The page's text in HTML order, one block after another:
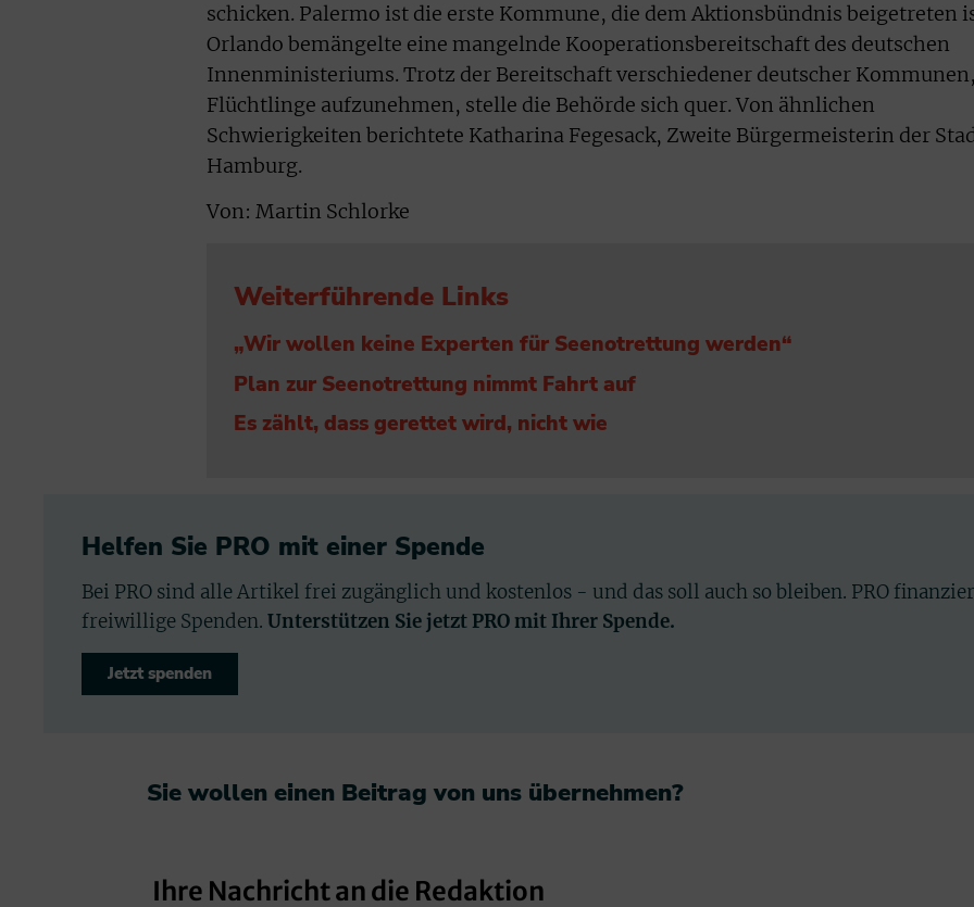
schicken. Palermo ist die erste Kommune, die dem Aktionsbündnis beigetreten
Orlando bemängelte eine mangelnde Kooperationsbereitschaft des deutschen
Innenministeriums. Trotz der Bereitschaft verschiedener deutscher
Flüchtlinge aufzunehmen, stelle die Behörde sich quer. Von ähnlichen
Schwierigkeiten berichtete Katharina Fegesack, Zweite Bürgermeisterin der
Hamburg.
Von: Martin Schlorke
Weiterführende Links
„Wir wollen keine Experten für Seenotrettung werden“
Plan zur Seenotrettung nimmt Fahrt auf
Es zählt, dass gerettet wird, nicht wie
Helfen Sie PRO mit einer Spende
Bei PRO sind alle Artikel frei zugänglich und kostenlos - und das soll auch so bleiben. PRO
freiwillige Spenden. Unterstützen Sie jetzt PRO mit Ihrer Spende.
Jetzt spenden
Sie wollen einen Beitrag von uns übernehmen?​
Ihre Nachricht an die Redaktion